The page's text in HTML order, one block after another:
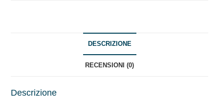
DESCRIZIONE
RECENSIONI (0)
Descrizione